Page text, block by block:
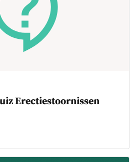
Erectiestoornissen